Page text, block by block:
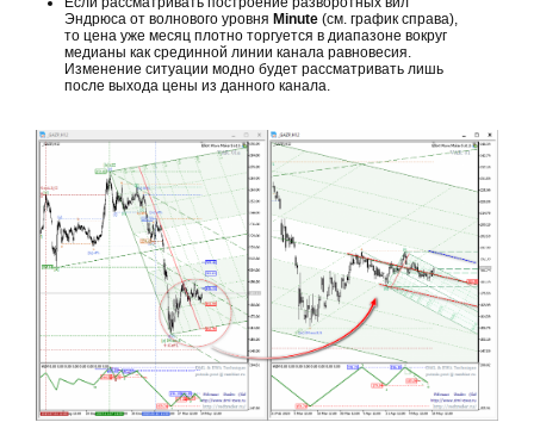
Эндрюса от волнового уровня Minute (см. график справа),
то цена уже месяц плотно торгуется в диапазоне вокруг
медианы как срединной линии канала равновесия.
Изменение ситуации модно будет рассматривать лишь
после выхода цены из данного канала.